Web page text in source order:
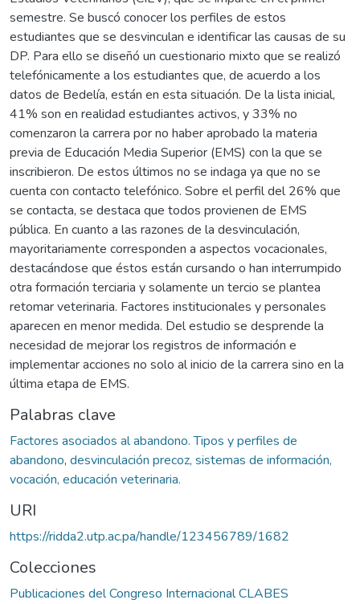
semestre. Se buscó conocer los perfiles de estos
estudiantes que se desvinculan e identificar las causas de su
DP. Para ello se diseñó un cuestionario mixto que se realizó
telefónicamente a los estudiantes que, de acuerdo a los
datos de Bedelía, están en esta situación. De la lista inicial,
41% son en realidad estudiantes activos, y 33% no
comenzaron la carrera por no haber aprobado la materia
previa de Educación Media Superior (EMS) con la que se
inscribieron. De estos últimos no se indaga ya que no se
cuenta con contacto telefónico. Sobre el perfil del 26% que
se contacta, se destaca que todos provienen de EMS
pública. En cuanto a las razones de la desvinculación,
mayoritariamente corresponden a aspectos vocacionales,
destacándose que éstos están cursando o han interrumpido
otra formación terciaria y solamente un tercio se plantea
retomar veterinaria. Factores institucionales y personales
aparecen en menor medida. Del estudio se desprende la
necesidad de mejorar los registros de información e
implementar acciones no solo al inicio de la carrera sino en la
última etapa de EMS.
Palabras clave
Factores asociados al abandono. Tipos y perfiles de
abandono, desvinculación precoz, sistemas de información,
vocación, educación veterinaria.
URI
https://ridda2.utp.ac.pa/handle/123456789/1682
Colecciones
Publicaciones del Congreso Internacional CLABES